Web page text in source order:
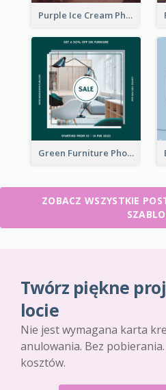
Purple Ice Cream Photo Dessert Sale Instagram Post
Green Furniture Photo Furniture Sale Instagram Post
ZOBACZ WSZYSTKIE
Twórz piękne
locie
Nie jest wymagana karta
anulowania. Bez
kosztów.